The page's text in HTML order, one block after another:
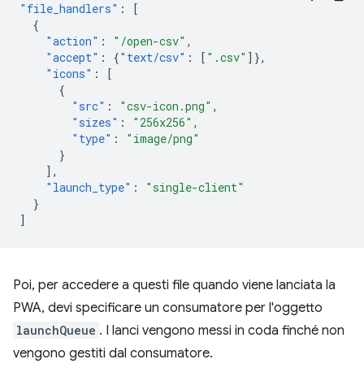
"file_handlers" :
[
{
"action" : "/open-csv" ,
"accept" : {"text/csv" : [ ".csv" ]},
"icons" :
[
{
"src" : "csv-icon.png" ,
"sizes" : "256x256" ,
"type" :
"image/png"
}
],
"launch_type" :
"single-client"
}
]
Poi, per accedere a questi file quando viene lanciata la
PWA, devi specificare un consumatore per l'oggetto
launchQueue . I lanci vengono messi in coda finché non
vengono gestiti dal consumatore.